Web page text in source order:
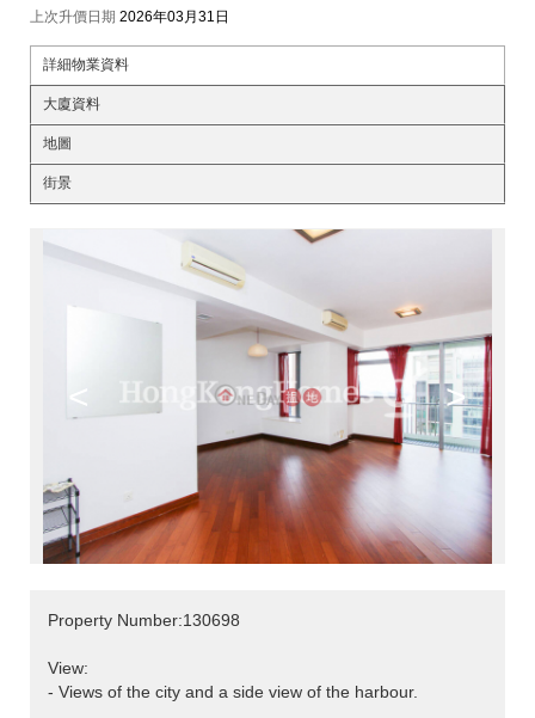
上次升價日期 2026年03月31日
詳細物業資料
大廈資料
地圖
街景
< >
Property Number:130698
View:
- Views of the city and a side view of the harbour.